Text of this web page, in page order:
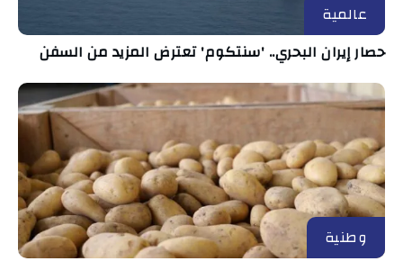
عالمية
حصار إيران البحري.. 'سنتكوم' تعترض المزيد من السفن
وطنية